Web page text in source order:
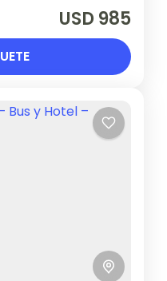
2026.
USD 985